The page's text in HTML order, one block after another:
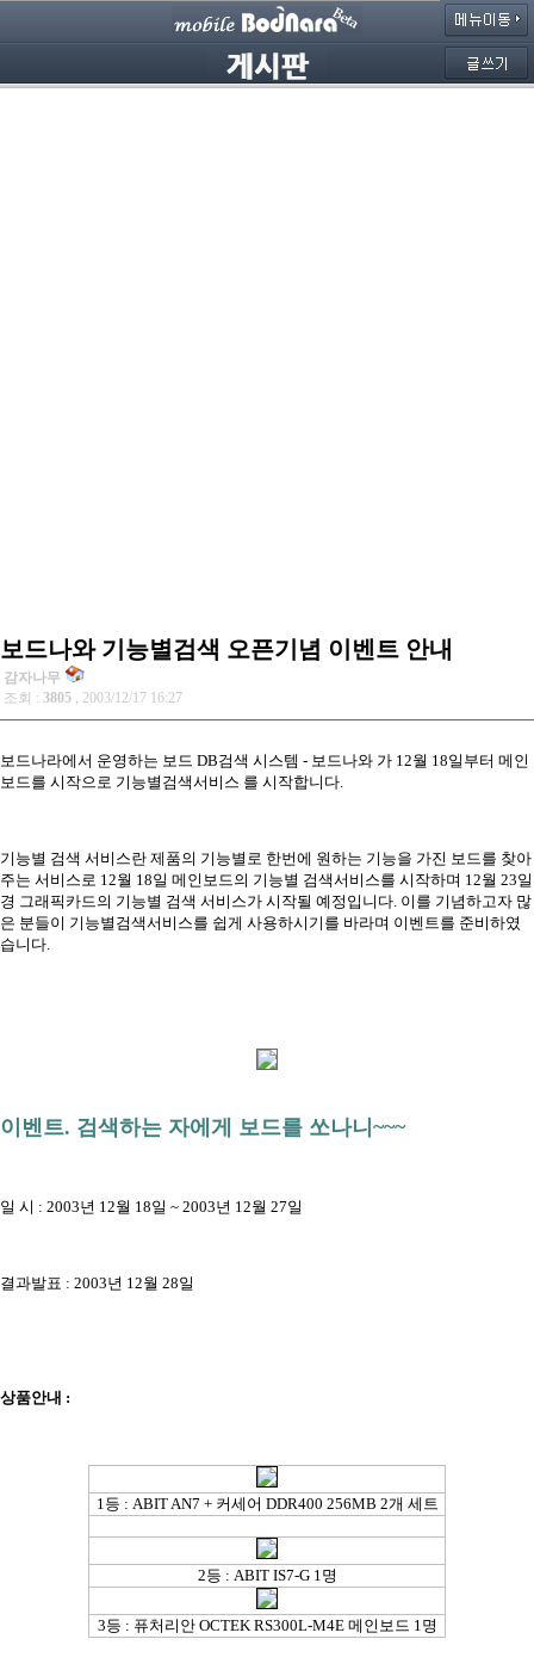
보드나와 기능별검색 오픈기념 이벤트 안내
감자나무
조회 : 3805 , 2003/12/17 16:27
보드나라에서 운영하는 보드 DB검색 시스템 - 보드나와 가 12월 18일부터 메인
보드를 시작으로 기능별검색서비스 를 시작합니다.
기능별 검색 서비스란 제품의 기능별로 한번에 원하는 기능을 가진 보드를 찾아
주는 서비스로 12월 18일 메인보드의 기능별 검색서비스를 시작하며 12월 23일
경 그래픽카드의 기능별 검색 서비스가 시작될 예정입니다. 이를 기념하고자 많
은 분들이 기능별검색서비스를 쉽게 사용하시기를 바라며 이벤트를 준비하였
습니다.
이벤트. 검색하는 자에게 보드를 쏘나니~~~
일 시 : 2003년 12월 18일 ~ 2003년 12월 27일
결과발표 : 2003년 12월 28일
상품안내 :
1등 : ABIT AN7 + 커세어 DDR400 256MB 2개 세트
2등 : ABIT IS7-G 1명
3등 : 퓨처리안 OCTEK RS300L-M4E 메인보드 1명